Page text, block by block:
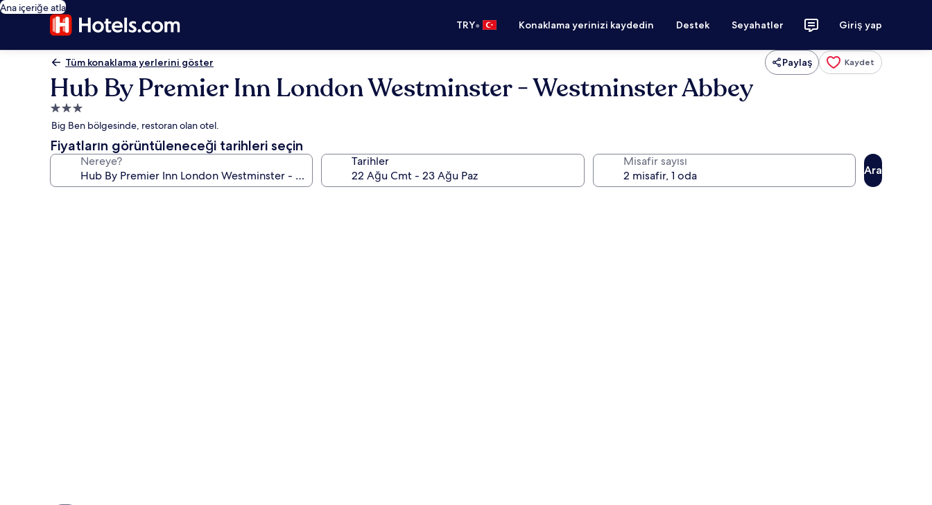
Ana içeriğe atla
TRY• Konaklama yerinizi kaydedin Destek Seyahatler Giriş yap
Tüm konaklama yerlerini göster Paylaş Kaydet
Hub By Premier Inn London Westminster - Westminster Abbey
3.0
yıldızlı
konaklama
yeri
Big Ben bölgesinde, restoran olan otel.
Fiyatların görüntüleneceği tarihleri seçin
Nereye? Tarihler Misafir sayısı
Ara